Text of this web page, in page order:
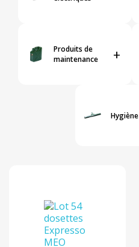
Produits de
maintenance
+
Hygiène